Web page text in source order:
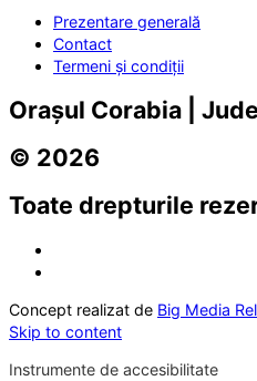
Prezentare generală
Contact
Termeni și condiții
Orașul Corabia |
© 2026
Toate drepturile
Concept realizat de Big Media
Skip to content
Instrumente de accesibilitate